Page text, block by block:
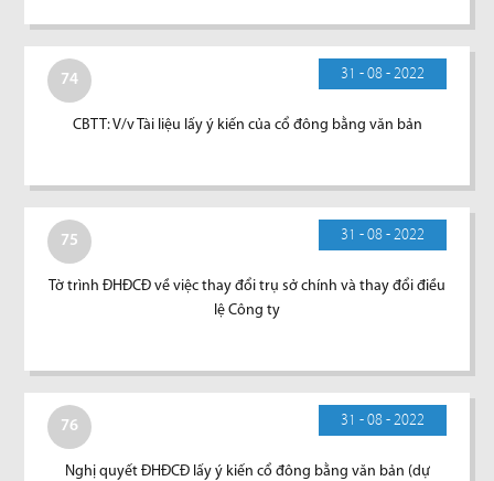
74 31 - 08 - 2022
CBTT: V/v Tài liệu lấy ý kiến của cổ đông bằng văn bản
75 31 - 08 - 2022
Tờ trình ĐHĐCĐ về việc thay đổi trụ sở chính và thay đổi điều
lệ Công ty
76 31 - 08 - 2022
Nghị quyết ĐHĐCĐ lấy ý kiến cổ đông bằng văn bản (dự